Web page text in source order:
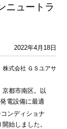
ニュートラ
2022年4月18日
株式会社 ＧＳユアサ
都市南区。以
電設備に最適
ンディショナ
始しました。